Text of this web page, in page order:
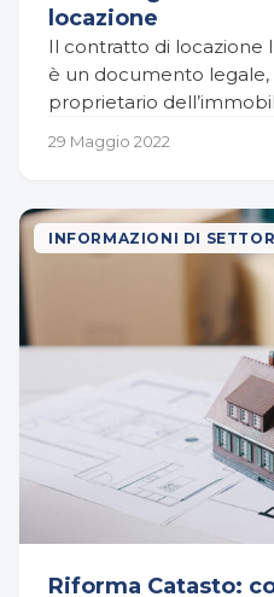
locazione
Il contratto di locazione
è un documento legale,
proprietario
soggetto che gode e
Entrambe…
29 Maggio 2022
INFORMAZIONI DI
Riforma Catasto: